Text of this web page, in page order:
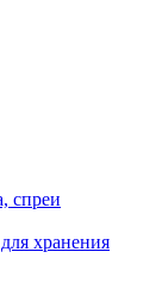
спреи
хранения